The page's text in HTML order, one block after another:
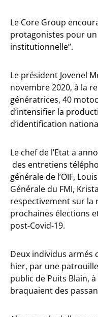
Le Core Group
protagonistes pour un
institutionnelle’’.
Le président Jovenel
novembre 2020, à la
génératrices, 40
d’intensifier la
d’identification
Le chef de l’Etat a
des entretiens
générale de l’OIF,
Générale du FMI,
respectivement sur la
prochaines élections
post-Covid-19.
Deux individus armés
hier, par une
public de Puits Blain,
braquaient des